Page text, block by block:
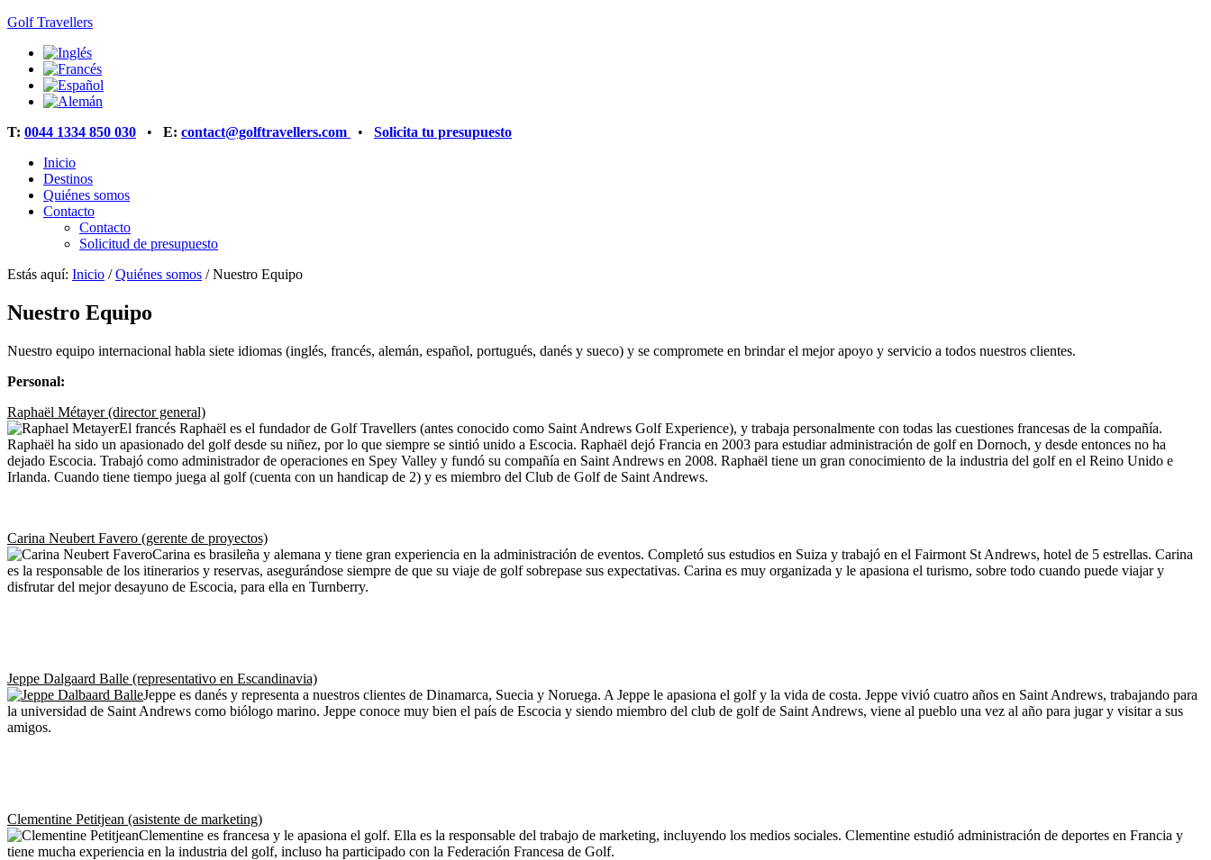
Golf Travellers
T: 0044 1334 850 030 • E: contact@golftravellers.com • Solicita tu presupuesto
Inicio
Destinos
Quiénes somos
Contacto
Contacto
Solicitud de presupuesto
Estás aquí: Inicio / Quiénes somos /Nuestro Equipo
Nuestro Equipo
Nuestro equipo internacional habla siete idiomas (inglés, francés, alemán, español, portugués, danés y sueco) y se compromete en brindar el mejor apoyo y servicio a todos nuestros clientes.
Personal:
Raphaël Métayer (director general)
El francés Raphaël es el fundador de Golf Travellers (antes conocido como Saint Andrews Golf Experience), y trabaja personalmente con todas las cuestiones francesas de la compañía.
Raphaël ha sido un apasionado del golf desde su niñez, por lo que siempre se sintió unido a Escocia. Raphaël dejó Francia en 2003 para estudiar administración de golf en Dornoch, y desde entonces no ha
dejado Escocia. Trabajó como administrador de operaciones en Spey Valley y fundó su compañía en Saint Andrews en 2008. Raphaël tiene un gran conocimiento de la industria del golf en el Reino Unido e
Irlanda. Cuando tiene tiempo juega al golf (cuenta con un handicap de 2) y es miembro del Club de Golf de Saint Andrews.
Carina Neubert Favero (gerente de proyectos)
Carina es brasileña y alemana y tiene gran experiencia en la administración de eventos. Completó sus estudios en Suiza y trabajó en el Fairmont St Andrews, hotel de 5 estrellas. Carina
es la responsable de los itinerarios y reservas, asegurándose siempre de que su viaje de golf sobrepase sus expectativas. Carina es muy organizada y le apasiona el turismo, sobre todo cuando puede viajar y
disfrutar del mejor desayuno de Escocia, para ella en Turnberry.
Jeppe Dalgaard Balle (representativo en Escandinavia)
Jeppe es danés y representa a nuestros clientes de Dinamarca, Suecia y Noruega. A Jeppe le apasiona el golf y la vida de costa. Jeppe vivió cuatro años en Saint Andrews, trabajando para
la universidad de Saint Andrews como biólogo marino. Jeppe conoce muy bien el país de Escocia y siendo miembro del club de golf de Saint Andrews, viene al pueblo una vez al año para jugar y visitar a sus
amigos.
Clementine Petitjean (asistente de marketing)
Clementine es francesa y le apasiona el golf. Ella es la responsable del trabajo de marketing, incluyendo los medios sociales. Clementine estudió administración de deportes en Francia y
tiene mucha experiencia en la industria del golf, incluso ha participado con la Federación Francesa de Golf.